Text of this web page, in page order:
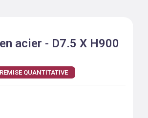
acier - D7.5 X H900
REMISE QUANTITATIVE